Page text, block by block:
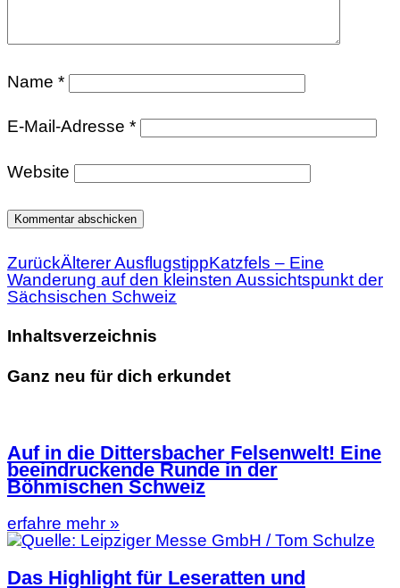
Name *
E-Mail-Adresse *
Website
ZurückÄlterer AusflugstippKatzfels – Eine
Wanderung auf den kleinsten Aussichtspunkt der
Sächsischen Schweiz
Inhaltsverzeichnis
Ganz neu für dich erkundet
Auf in die Dittersbacher Felsenwelt! Eine
beeindruckende Runde in der
Böhmischen Schweiz
erfahre mehr »
Das Highlight für Leseratten und